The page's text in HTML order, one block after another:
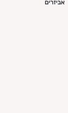
אביזרים